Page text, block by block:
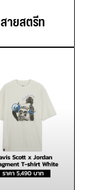
ายสตรีท